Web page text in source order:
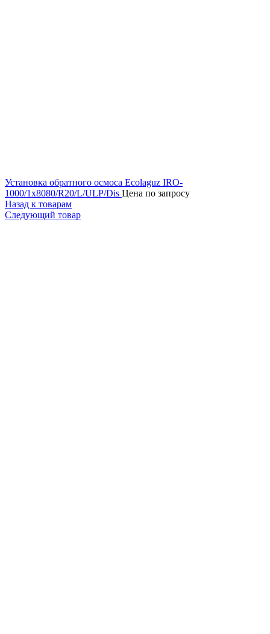
Установка обратного осмоса Ecolaguz IRO-
1000/1x8080/R20/L/ULP/Dis Цена по запросу
Назад к товарам
Следующий товар